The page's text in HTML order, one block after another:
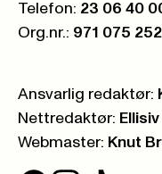
Telefon: 23 06 40
Org.nr.: 971 075 252
Ansvarlig redaktør:
Nettredaktør:
Webmaster: Knut